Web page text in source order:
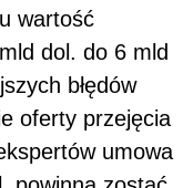
wartość
dol. do 6 mld
błędów
oferty przejęcia
umowa